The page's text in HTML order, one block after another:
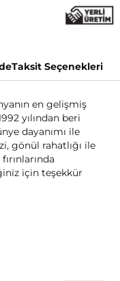
Taksit Seçenekleri
en gelişmiş
yılından beri
dayanımı ile
gönül rahatlığı ile
için teşekkür